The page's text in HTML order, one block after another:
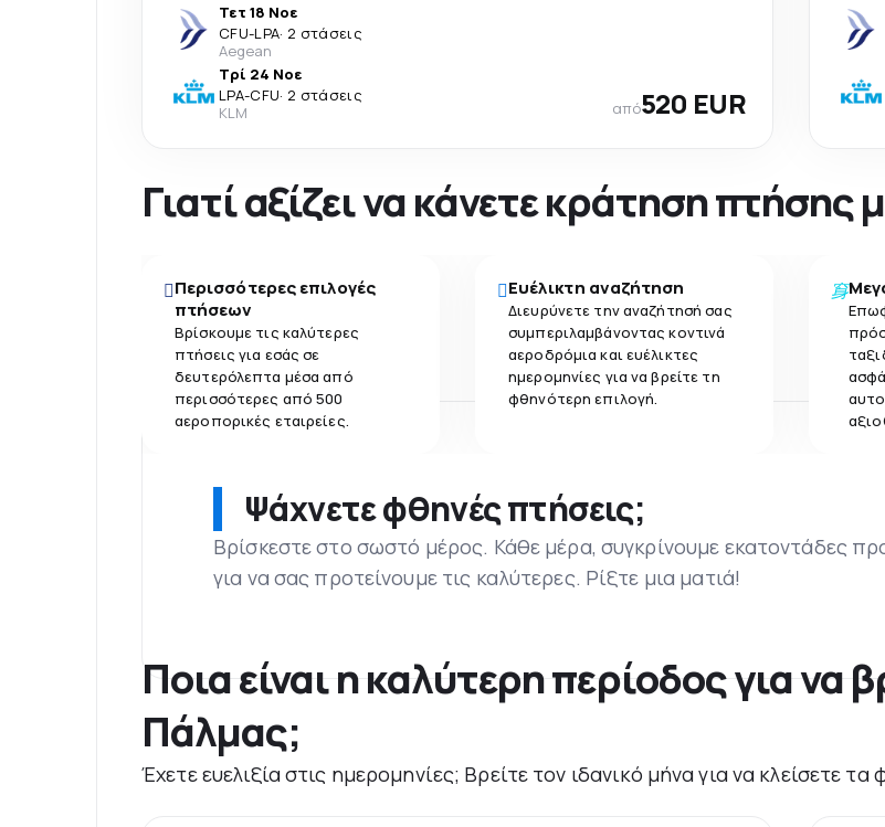
Τετ 18 Νοε
CFU-LPA· 2 στάσεις
Aegean
Τρί 24 Νοε
LPA-CFU· 2 στάσεις
KLM
από520 EUR
Γιατί αξίζει να κάνετε κράτηση πτήσης
Περισσότερες επιλογές
πτήσεων
Βρίσκουμε τις καλύτερες
πτήσεις για εσάς σε
δευτερόλεπτα μέσα από
περισσότερες από 500
αεροπορικές εταιρείες.
Ευέλικτη αναζήτηση
Διευρύνετε την αναζήτησή σας
συμπεριλαμβάνοντας κοντινά
αεροδρόμια και ευέλικτες
ημερομηνίες για να βρείτε τη
φθηνότερη επιλογή.
Ψάχνετε φθηνές πτήσεις;
Βρίσκεστε στο σωστό μέρος. Κάθε μέρα, συγκρίνουμε εκατοντάδες
για να σας προτείνουμε τις καλύτερες. Ρίξτε μια ματιά!
Ποια είναι η καλύτερη περίοδος για να
Πάλμας;
Έχετε ευελιξία στις ημερομηνίες; Βρείτε τον ιδανικό μήνα για να κλείσετε